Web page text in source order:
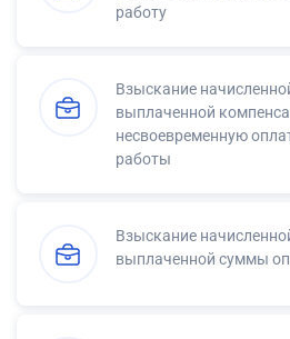
работу
Взыскание
выплаченной
несвоевременную
работы
Взыскание
выплаченной суммы